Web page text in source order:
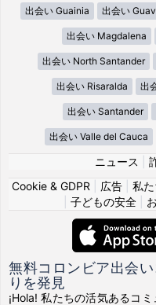
出会い Guainia 出会い
出会い Magdalena
出会い North Santander
出会い Risaralda 出
出会い Santander
出会い Valle del Cauca
ニュース
Cookie & GDPR
広告 私
子どもの安全|
無料コロンビア出会
りを発見
¡Hola! 私たちの活気あるコ